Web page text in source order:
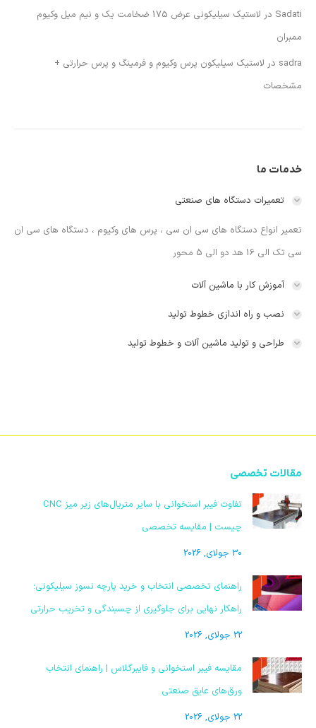
Sadati در
لاستیک سیلیکونی عرض 175 ضخامت یک و نیم میل وکیوم
ممبران
sadra در لاستیک سیلیکون پرس وکیوم و فرمینگ و پرس حرارتی +
مشخصات
خدمات ما
تعمیرات دستگاه های صنعتی
تعمیر انواع دستگاه های سی ان سی ، پرس های وکیوم ، دستگاه های سی ان
سی تک الی 16 هد دو الی 5 محور
آموزش کار با ماشین آلات
نصب و راه اندازی خطوط تولید
طراحی و تولید ماشین آلات و خطوط تولید
مقالات تخصصی
تفاوت فیبر استخوانی با سایر متریال‌های زیر میز CNC
چیست | مقایسه تخصصی
30 جولای, 2026
راهنمای تخصصی انتخاب و خرید پارچه نسوز سیلیکونی؛
راهکار نهایی برای جلوگیری از چسبندگی و تخریب حرارتی
22 جولای, 2026
مقایسه فیبر استخوانی و فایبرگلاس | راهنمای انتخاب
ورق‌های عایق صنعتی
22 جولای, 2026